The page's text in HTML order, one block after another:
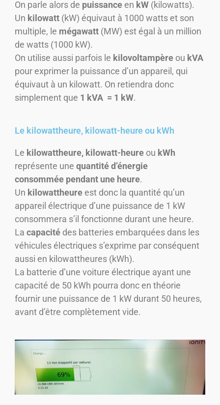
On parle alors de puissance en kW (kilowatts).
Un kilowatt (kW) équivaut à 1000 watts et son
multiple, le mégawatt (MW) est égal à un million
de watts (1000 kW).
On utilise aussi parfois le kilovoltampère ou kVA
pour exprimer la puissance d’un appareil, qui
équivaut à un kilowatt. On retiendra donc
simplement que 1 kVA = 1 kW.
Le kilowattheure, kilowatt-heure ou kWh
Le kilowattheure, kilowatt-heure ou kWh
représente une quantité d’énergie
consommée pendant une heure.
Un kilowattheure est donc la quantité qu’un
appareil électrique d’une puissance de 1 kW
consommera s’il fonctionne durant une heure.
La capacité des batteries embarquées dans les
véhicules électriques s’exprime par conséquent
aussi en kilowattheures (kWh).
La batterie d’une voiture électrique ayant une
capacité de 50 kWh pourra donc en théorie
fournir une puissance de 1 kW durant 50 heures,
avant d’être complètement vide.